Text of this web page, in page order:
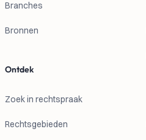
Branches
Bronnen
Ontdek
Zoek in rechtspraak
Rechtsgebieden